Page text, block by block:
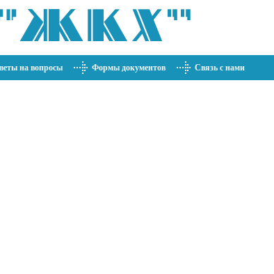
на вопросы Формы документов Связь с нами